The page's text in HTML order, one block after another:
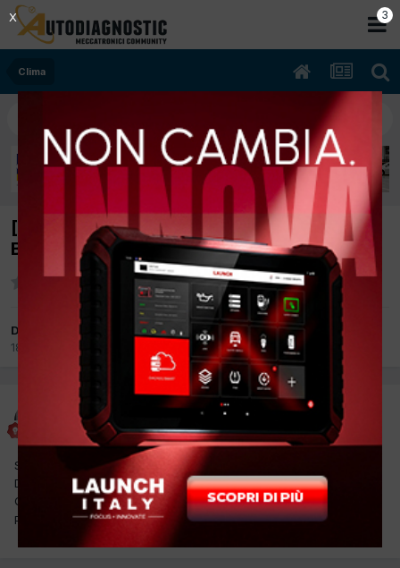
Clima
[ESPACE 10/2005 1998cc F4R V7 125Kw
Benzina] CONDIZIONATORE
Da alessandro 3326
18 Aprile 2012
alessandro 3326
Inviato18 Aprile 2012
SALVE RAGAZZI HO UN PROBLEMINO SU UN ARIA CONDIZIONATA
DI QUESTO ESPACE NON ARRIVA CORRENTE AL COMPRESSORE,
QUANDO SI ACCENDE DAL COMANDO IL MINIMO VARIA, MI
POTETE DARE UNA MANO? GRAZIE E SALUTI ALESSANDRO
2
X